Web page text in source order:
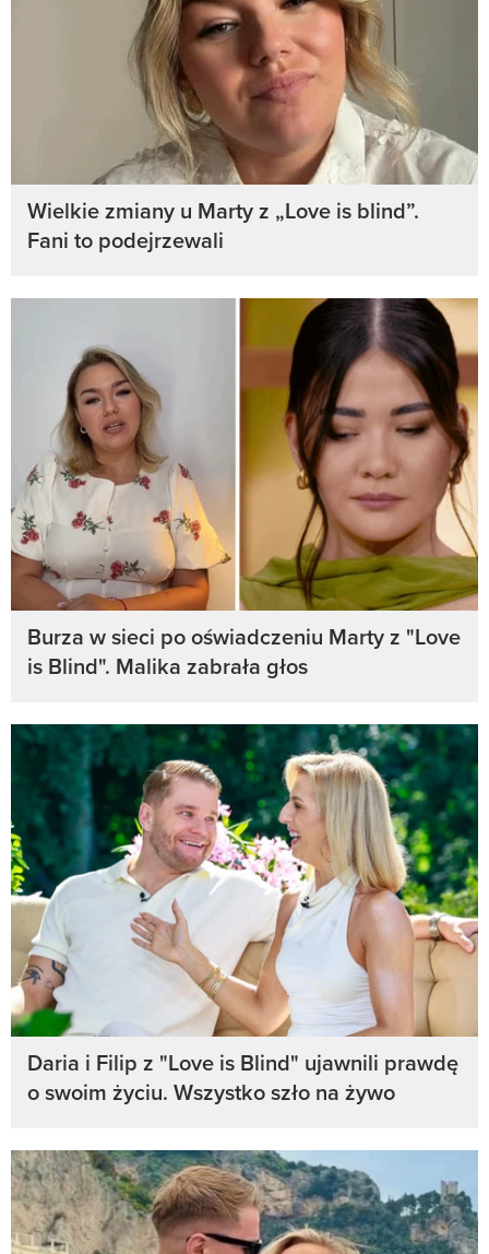
Wielkie zmiany u Marty z „Love is blind”.
Fani to podejrzewali
Burza w sieci po oświadczeniu Marty z "Love
is Blind". Malika zabrała głos
Daria i Filip z "Love is Blind" ujawnili prawdę
o swoim życiu. Wszystko szło na żywo